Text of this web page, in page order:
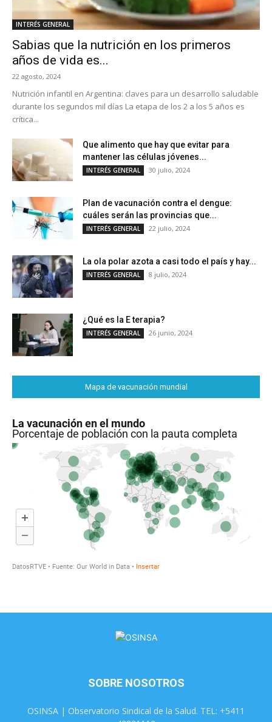
INTERÉS GENERAL
Sabias que la nutrición en los primeros
años de vida es...
22 agosto, 2024
Nutrición infantil en Argentina: claves para un desarrollo saludable
durante los segundos mil días La etapa de los 2 a los 5 años es
crítica...
Que alimento que hay que evitar para
mantener las células jóvenes...
INTERÉS GENERAL 30 julio, 2024
Plan de vacunación contra el dengue:
cuáles serán las provincias que...
INTERÉS GENERAL 22 julio, 2024
La ola polar azota a casi todo el país y hay...
INTERÉS GENERAL 8 julio, 2024
¿Qué es la E terapia?
INTERÉS GENERAL 26 junio, 2024
Mapa de vacunación mundial
SOBRE NOSOTROS
OSINSA | Observatorio Sindical de la Salud. TEL: +5411